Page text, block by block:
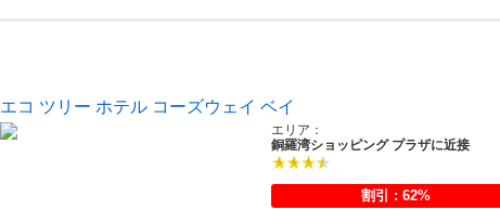
エコ ツリー ホテル コーズウェイ ベイ
エリア：
銅羅湾ショッピング プラザに近接
割引 : 62%